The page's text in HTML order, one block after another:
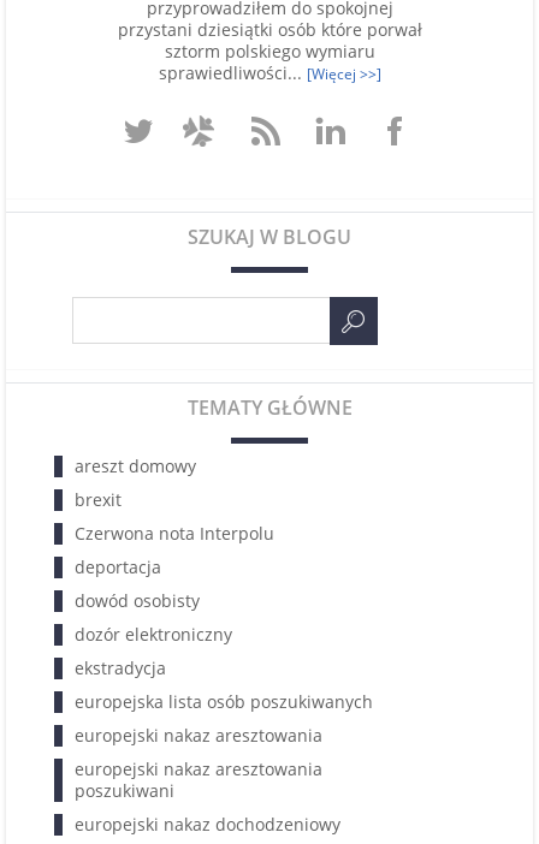
przyprowadziłem do spokojnej
przystani dziesiątki osób które porwał
sztorm polskiego wymiaru
sprawiedliwości... [Więcej >>]
SZUKAJ W BLOGU
TEMATY GŁÓWNE
areszt domowy
brexit
Czerwona nota Interpolu
deportacja
dowód osobisty
dozór elektroniczny
ekstradycja
europejska lista osób poszukiwanych
europejski nakaz aresztowania
europejski nakaz aresztowania
poszukiwani
europejski nakaz dochodzeniowy